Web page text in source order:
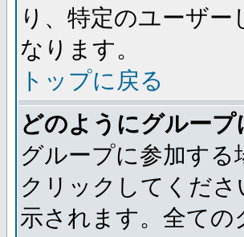
り、特定のユーザ
なります。
トップに戻る
どのようにグルー
グループに参加す
クリックしてくだ
示されます。全て